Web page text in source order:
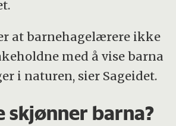
at barnehagelærere ikke
med å vise barna
i naturen, sier Sageidet.
skjønner barna?